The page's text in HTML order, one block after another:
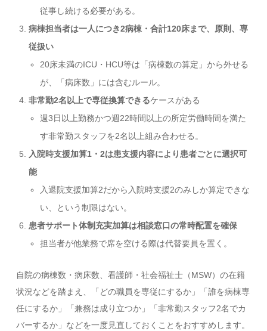
従事し続ける必要がある。
病棟担当者は一人につき2病棟・合計120床まで、原則、専
従扱い
20床未満のICU・HCU等は「病棟数の算定」から外せる
が、「病床数」には含むルール。
非常勤2名以上で専従換算できるケースがある
週3日以上勤務かつ週22時間以上の所定労働時間を満た
す非常勤スタッフを2名以上組み合わせる。
入院時支援加算1・2は患支援内容により患者ごとに選択可
能
入退院支援加算2だから入院時支援2のみしか算定できな
い、という制限はない。
患者サポート体制充実加算は相談窓口の常時配置を確保
担当者が他業務で席を空ける際は代替要員を置く。
自院の病棟数・病床数、看護師・社会福祉士（MSW）の在籍
状況などを踏まえ、「どの職員を専従にするか」「誰を病棟専
任にするか」「兼務は成り立つか」「非常勤スタッフ2名でカ
バーするか」などを一度見直しておくことをおすすめします。